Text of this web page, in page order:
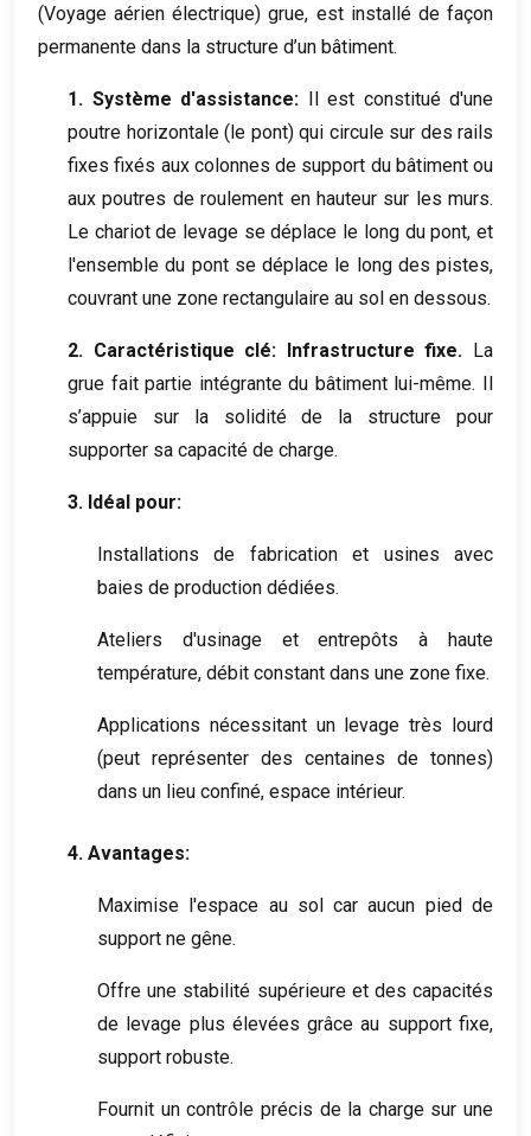
(Voyage aérien électrique) grue, est installé de façon
permanente dans la structure d’un bâtiment.
1. Système d'assistance: Il est constitué d'une
poutre horizontale (le pont) qui circule sur des rails
fixes fixés aux colonnes de support du bâtiment ou
aux poutres de roulement en hauteur sur les murs.
Le chariot de levage se déplace le long du pont, et
l'ensemble du pont se déplace le long des pistes,
couvrant une zone rectangulaire au sol en dessous.
2. Caractéristique clé: Infrastructure fixe. La
grue fait partie intégrante du bâtiment lui-même. Il
s’appuie sur la solidité de la structure pour
supporter sa capacité de charge.
3. Idéal pour:
Installations de fabrication et usines avec
baies de production dédiées.
Ateliers d'usinage et entrepôts à haute
température, débit constant dans une zone fixe.
Applications nécessitant un levage très lourd
(peut représenter des centaines de tonnes)
dans un lieu confiné, espace intérieur.
4. Avantages:
Maximise l'espace au sol car aucun pied de
support ne gêne.
Offre une stabilité supérieure et des capacités
de levage plus élevées grâce au support fixe,
support robuste.
Fournit un contrôle précis de la charge sur une